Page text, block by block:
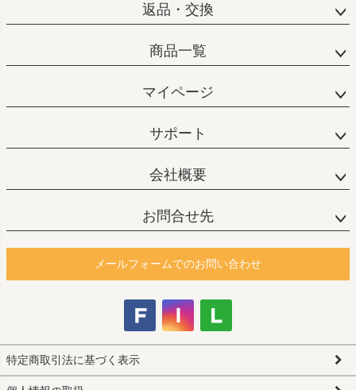
返品・交換
商品一覧
マイページ
サポート
会社概要
お問合せ先
メールフォームでのお問い合わせ
特定商取引法に基づく表示